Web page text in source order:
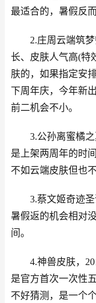
最适合的，暑假反
2.庄周云端筑
长、皮肤人气高(特
肤的，如果指定安
下周年庆，今年新
前二机会不小。
3.公孙离蜜橘
是上架两周年的时
不如云端皮肤但也
3.蔡文姬奇迹
暑假返的机会相对
间。
4.神兽皮肤，
是官方首次一次性
不好猜测，是一个